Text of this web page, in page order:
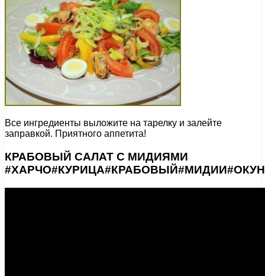
Все ингредиенты выложите на тарелку и залейте
заправкой. Приятного аппетита!
КРАБОВЫЙ САЛАТ С МИДИЯМИ